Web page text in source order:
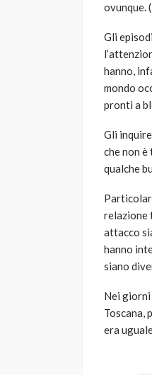
ovunque. (
Gli
hanno,
mondo
pronti a
Gli
che non è
qualche
relazione
attacco
hanno
siano
Nei
Toscana,
era